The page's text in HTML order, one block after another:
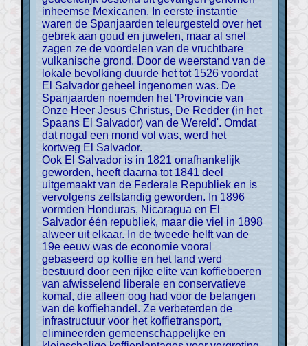
inheemse Mexicanen. In eerste instantie
waren de Spanjaarden teleurgesteld over het
gebrek aan goud en juwelen, maar al snel
zagen ze de voordelen van de vruchtbare
vulkanische grond. Door de weerstand van de
lokale bevolking duurde het tot 1526 voordat
El Salvador geheel ingenomen was. De
Spanjaarden noemden het 'Provincie van
Onze Heer Jesus Christus, De Redder (in het
Spaans El Salvador) van de Wereld'. Omdat
dat nogal een mond vol was, werd het
kortweg El Salvador.
Ook El Salvador is in 1821 onafhankelijk
geworden, heeft daarna tot 1841 deel
uitgemaakt van de Federale Republiek en is
vervolgens zelfstandig geworden. In 1896
vormden Honduras, Nicaragua en El
Salvador één republiek, maar die viel in 1898
alweer uit elkaar. In de tweede helft van de
19e eeuw was de economie vooral
gebaseerd op koffie en het land werd
bestuurd door een rijke elite van koffieboeren
van afwisselend liberale en conservatieve
komaf, die alleen oog had voor de belangen
van de koffiehandel. Ze verbeterden de
infrastructuur voor het koffietransport,
elimineerden gemeenschappelijke en